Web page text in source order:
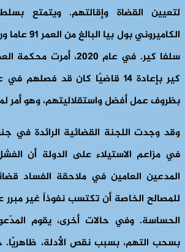
لتعيين القضاة وإقالتهم. ويتمتع
الكاميروني
سلفا كير. في عام 2020،
بظروف عمل أفضل واستقلاليتهم، وهو أمر
وقد وجدت اللجنة القضائية الرائدة في
في مزاعم الاستيلاء على الدولة أن
المدعين العامين في ملاحقة الفساد
للمصالح الخاصة أن تكتسب نفوذاً غير
الحساسة. وفي حالات أخرى، يقوم
بسحب التهم، بسبب نقص الأدلة،